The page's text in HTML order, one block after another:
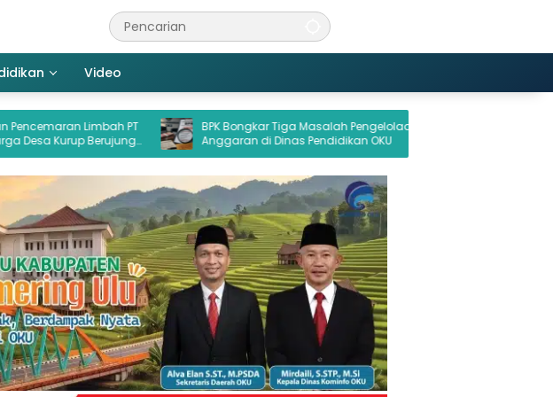
Video
PT
BPK Bongkar Tiga Masalah Pengelolaan
Anggaran di Dinas Pendidikan OKU
Ancaman Pembungkaman
di Balik Mangkirnya
Palembang